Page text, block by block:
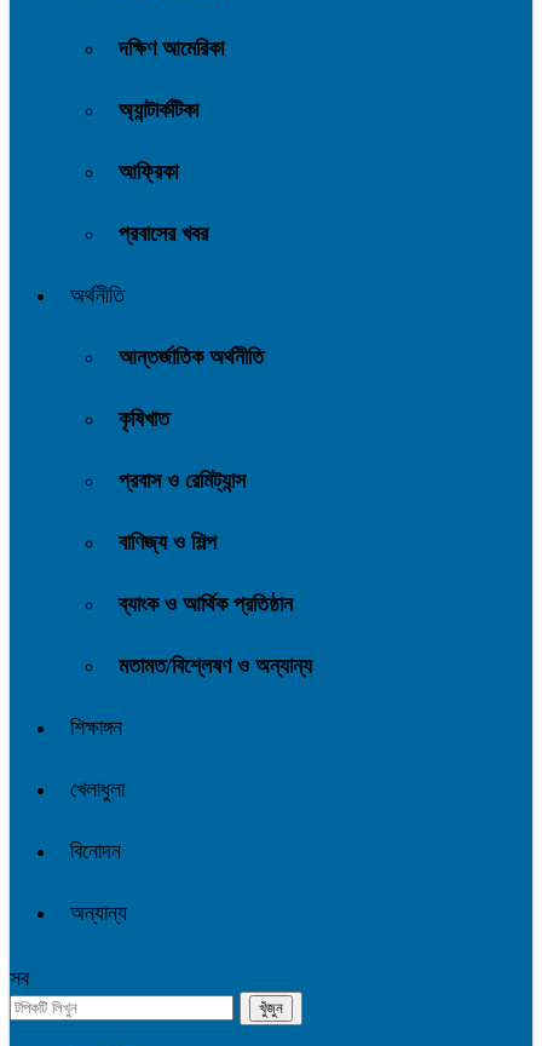
দক্ষিণ আমেরিকা
অ্যান্টার্কটিকা
আফ্রিকা
প্রবাসের খবর
অর্থনীতি
আন্তর্জাতিক অর্থনীতি
কৃষিখাত
প্রবাস ও রেমিট্যান্স
বাণিজ্য ও শিল্প
ব্যাংক ও আর্থিক প্রতিষ্ঠান
মতামত/বিশ্লেষণ ও অন্যান্য
শিক্ষাঙ্গন
খেলাধুলা
বিনোদন
অন্যান্য
সব